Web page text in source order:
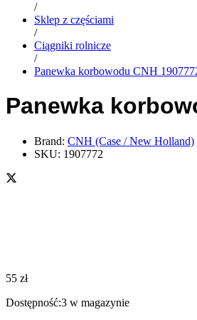
/
Sklep z częściami
/
Ciągniki rolnicze
/
Panewka korbowodu CNH
Panewka
Brand: CNH (Case / New Holland)
SKU: 1907772
55 zł
Dostępność:3 w magazynie